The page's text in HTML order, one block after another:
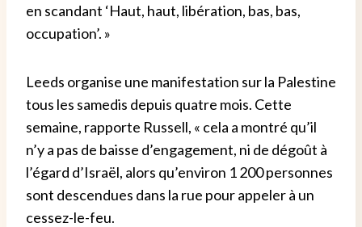
en scandant ‘Haut, haut, libération, bas, bas,
occupation’. »
Leeds organise une manifestation sur la Palestine
tous les samedis depuis quatre mois. Cette
semaine, rapporte Russell, « cela a montré qu’il
n’y a pas de baisse d’engagement, ni de dégoût à
l’égard d’Israël, alors qu’environ 1 200 personnes
sont descendues dans la rue pour appeler à un
cessez-le-feu.